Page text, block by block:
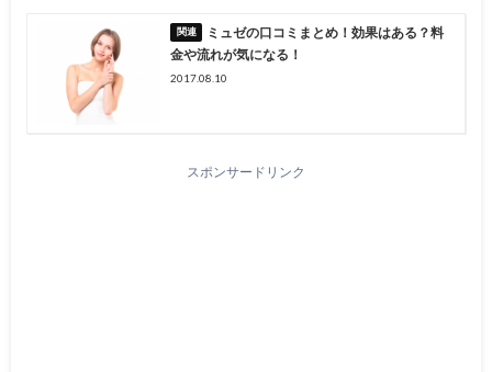
ミュゼの口コミまとめ！効果はある？料
金や流れが気になる！
2017.08.10
スポンサードリンク